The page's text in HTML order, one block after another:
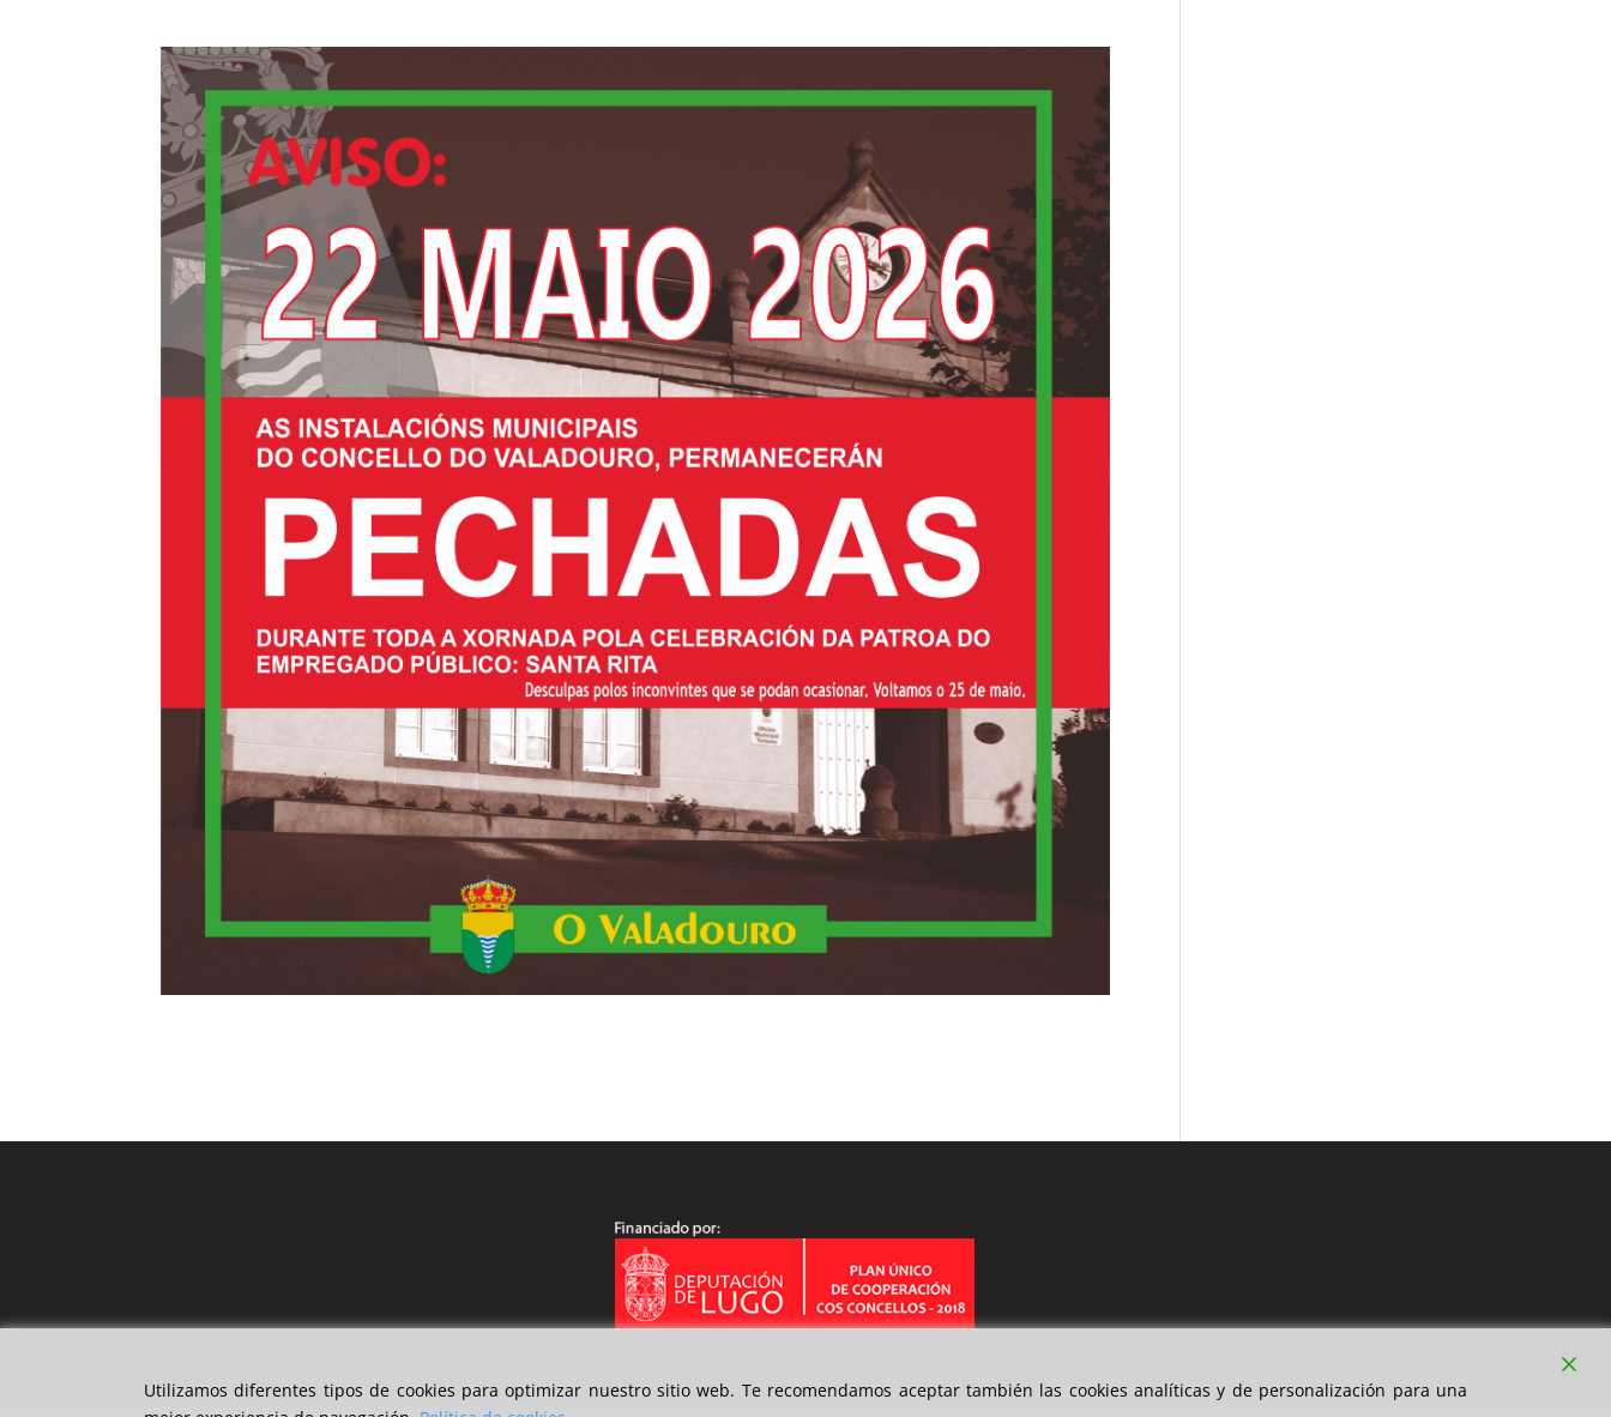
Utilizamos diferentes tipos de cookies para optimizar nuestro sitio web. Te recomendamos aceptar también las cookies analíticas y de personalización para una